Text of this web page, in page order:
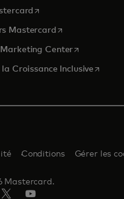
s’ouvre dans un
Mastercards’ouvre dans un
Centers’ouvre
Croissance Inclusive
Mastercard.
Conditions Gérer les